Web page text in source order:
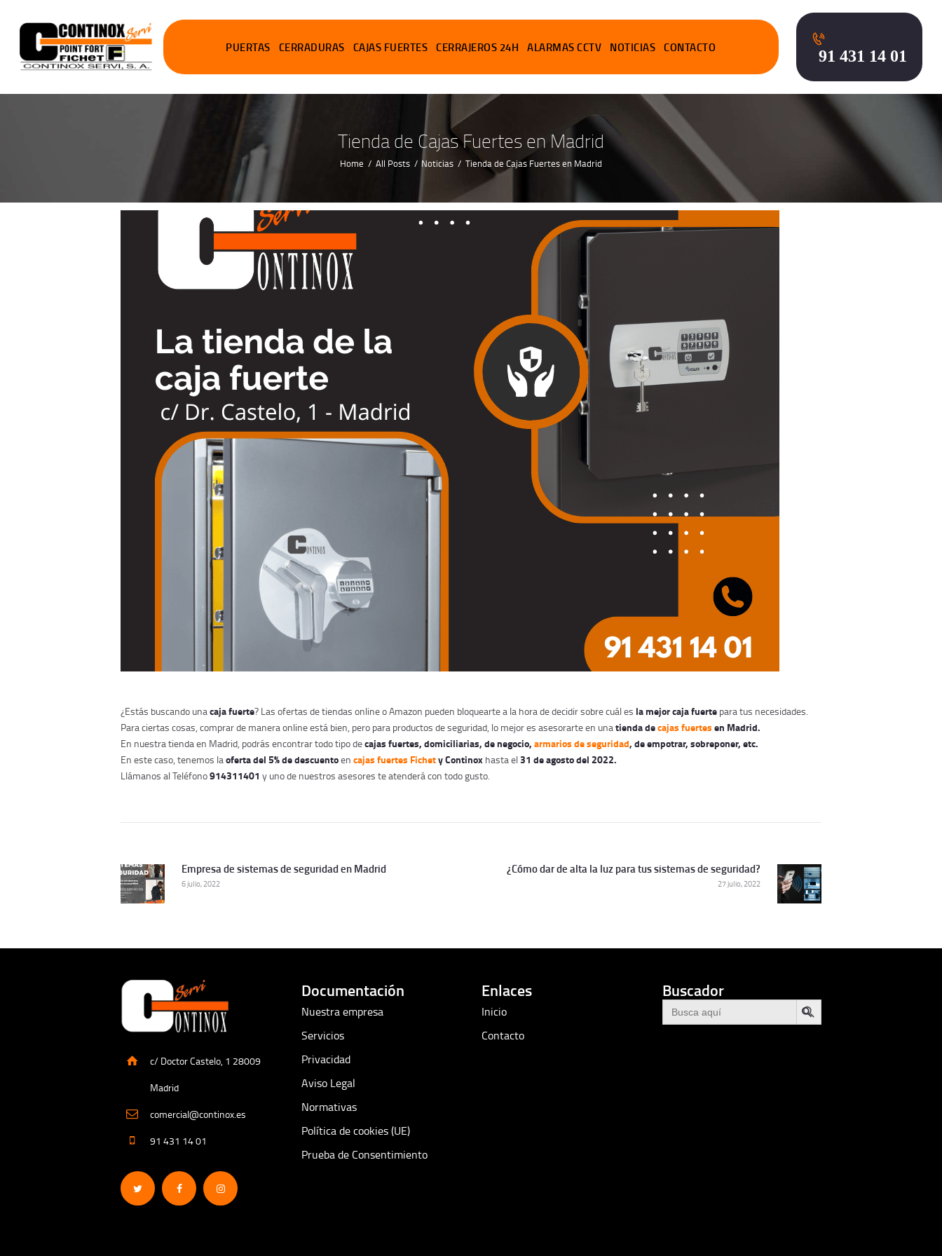
PUERTAS CERRADURAS CAJAS FUERTES CERRAJEROS 24H ALARMAS CCTV NOTICIAS CONTACTO 91 431 14 01
Tienda de Cajas Fuertes en Madrid
Home All Posts Noticias Tienda de Cajas Fuertes en Madrid
PUERTAS
CERRADURAS
CERRAJEROS 24H
ALARMAS CCTV
NOTICIAS
CONTACTO
¿Estás buscando unacaja fuerte? Las ofertas de tiendas online o Amazon pueden bloquearte a la hora de decidir sobre cuál es la mejor caja fuerte para tus necesidades.
Para ciertas cosas, comprar de manera online está bien, pero para productos de seguridad, lo mejor es asesorarte en unatienda decajas fuertesen Madrid.
En nuestra tienda en Madrid, podrás encontrar todo tipo decajas fuertes, domiciliarias, de negocio,armarios de seguridad, de empotrar, sobreponer, etc.
En este caso, tenemos laoferta del 5% de descuentoen cajas fuertes Fichety Continox hasta el31 de agosto del 2022.
Llámanos al Teléfono914311401 y uno de nuestros asesores te atenderá con todo gusto.
entradasPublicación
Anterior:
Empresa de sistemas de seguridad en Madrid
6 julio, 2022
Siguiente
publicación:
¿Cómo dar de alta la luz para tus sistemas de seguridad?
27 julio, 2022
c/ Doctor Castelo, 1 28009
Madrid
comercial@continox.es
91 431 14 01
Documentación
Nuestra empresa
Servicios
Privacidad
Aviso Legal
Normativas
Política de cookies (UE)
Prueba de Consentimiento
Enlaces
Inicio
Contacto
Buscador
Buscar: BOTÓN DE BÚSQUEDA